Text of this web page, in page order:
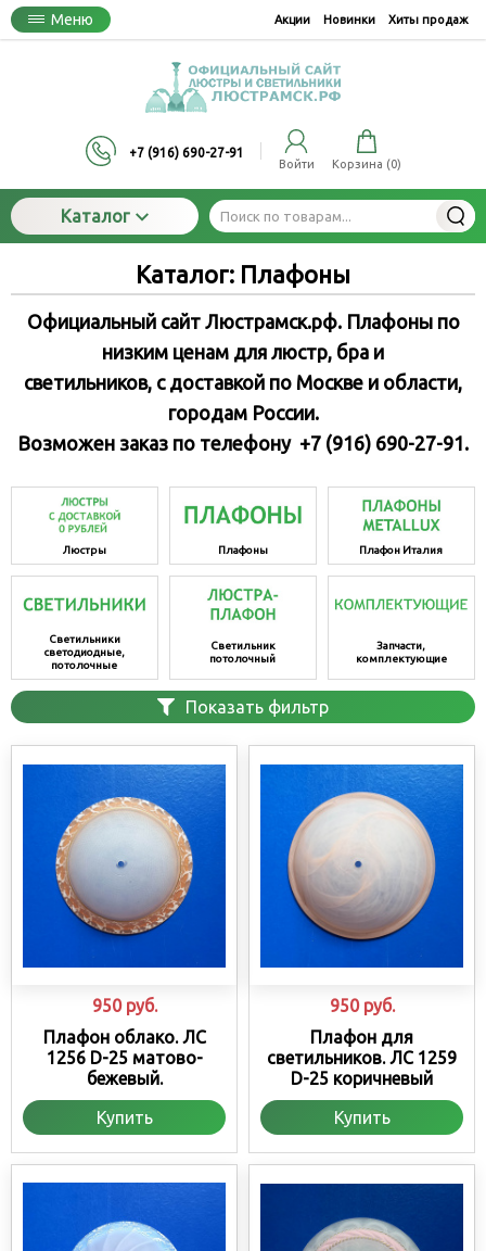
Меню Акции Новинки Хиты продаж
+7 (916) 690-27-91
Войти Корзина (0)
Каталог
Каталог: Плафоны
Официальный сайт Люстрамск.рф. Плафоны по
низким ценам для люстр, бра и
светильников, с доставкой по Москве и области,
городам России.
Возможен заказ по телефону +7 (916) 690-27-91.
Люстры Плафоны Плафон Италия
Светильники
светодиодные,
потолочные
Светильник
потолочный
Запчасти,
комплектующие
Показать фильтр
950 руб.
Плафон облако. ЛС
1256 D-25 матово-
бежевый.
Купить
950 руб.
Плафон для
светильников. ЛС 1259
D-25 коричневый
Купить